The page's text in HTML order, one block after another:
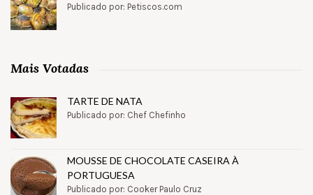
Publicado por: Petiscos.com
Mais Votadas
TARTE DE NATA
Publicado por: Chef Chefinho
MOUSSE DE CHOCOLATE CASEIRA À
PORTUGUESA
Publicado por: Cooker Paulo Cruz